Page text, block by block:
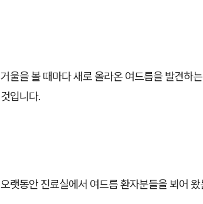
거울을 볼 때마다 새로 올라온 여드름을 발견하
것입니다.
오랫동안 진료실에서 여드름 환자분들을 뵈어